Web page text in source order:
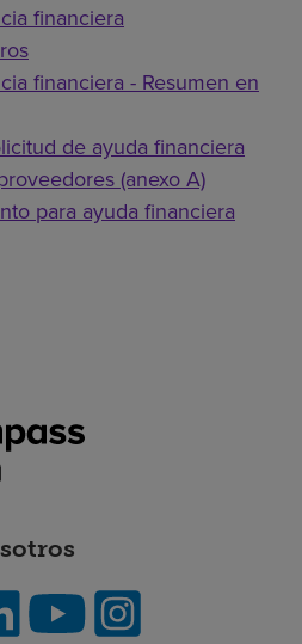
financiera
financiera - Resumen en
de ayuda financiera
(anexo A)
para ayuda financiera